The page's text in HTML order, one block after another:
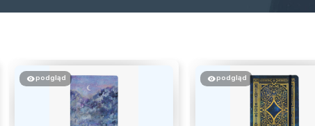
podgląd podgląd